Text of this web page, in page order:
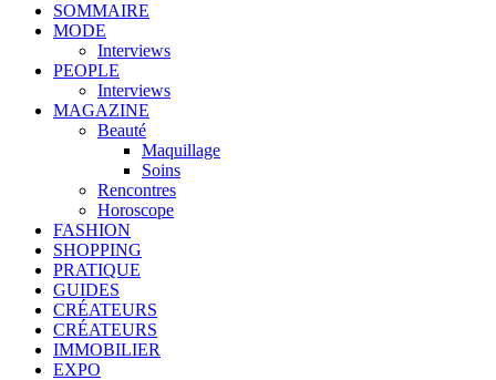
SOMMAIRE
MODE
Interviews
PEOPLE
Interviews
MAGAZINE
Beauté
Maquillage
Soins
Rencontres
Horoscope
FASHION
SHOPPING
PRATIQUE
GUIDES
CRÉATEURS
CRÉATEURS
IMMOBILIER
EXPO